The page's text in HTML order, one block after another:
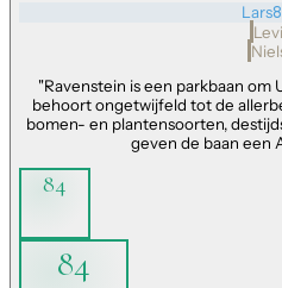
Lars
Levi
"Ravenstein is een parkbaan om
behoort ongetwijfeld tot de
bomen- en plantensoorten,
geven de baan een
84
84